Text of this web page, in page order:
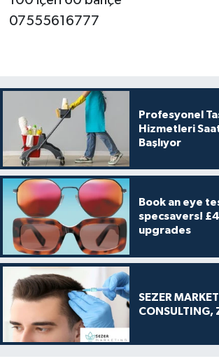
07555616777
Profesyonel
Hizmetleri
Başlıyor
Book an eye
specsavers!
upgrades
SEZER
CONSULTING,